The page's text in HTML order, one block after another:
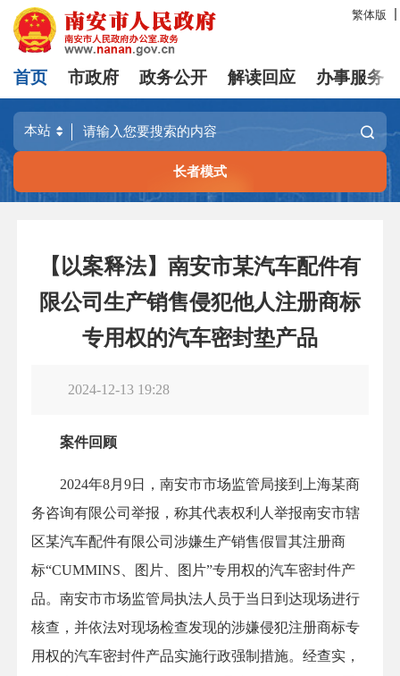
繁体版
首页 市政府 政务公开 解读回应 办事服务
长者模式
【以案释法】南安市某汽车配件有
限公司生产销售侵犯他人注册商标
专用权的汽车密封垫产品
2024-12-13 19:28
案件回顾
2024年8月9日，南安市市场监管局接到上海某商
务咨询有限公司举报，称其代表权利人举报南安市辖
区某汽车配件有限公司涉嫌生产销售假冒其注册商
标“CUMMINS、图片、图片”专用权的汽车密封件产
品。南安市市场监管局执法人员于当日到达现场进行
核查，并依法对现场检查发现的涉嫌侵犯注册商标专
用权的汽车密封件产品实施行政强制措施。经查实，